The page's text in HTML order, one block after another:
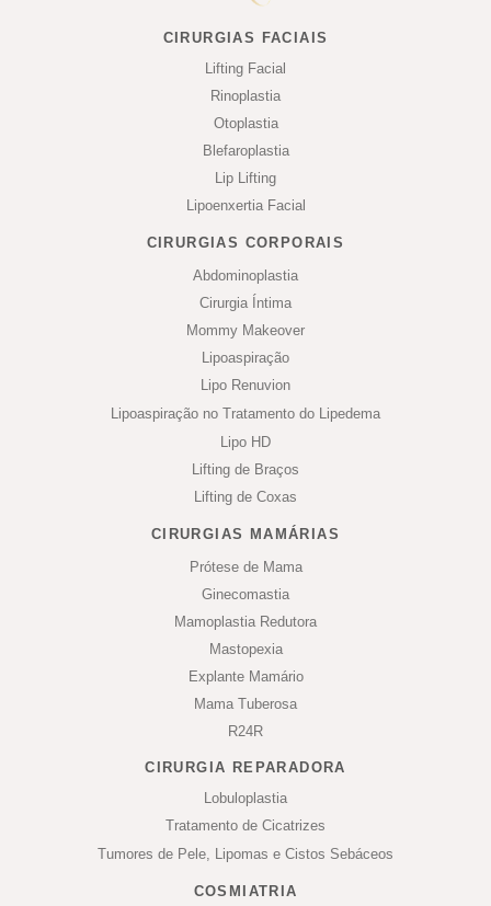
CIRURGIAS FACIAIS
Lifting Facial
Rinoplastia
Otoplastia
Blefaroplastia
Lip Lifting
Lipoenxertia Facial
CIRURGIAS CORPORAIS
Abdominoplastia
Cirurgia Íntima
Mommy Makeover
Lipoaspiração
Lipo Renuvion
Lipoaspiração no Tratamento do Lipedema
Lipo HD
Lifting de Braços
Lifting de Coxas
CIRURGIAS MAMÁRIAS
Prótese de Mama
Ginecomastia
Mamoplastia Redutora
Mastopexia
Explante Mamário
Mama Tuberosa
R24R
CIRURGIA REPARADORA
Lobuloplastia
Tratamento de Cicatrizes
Tumores de Pele, Lipomas e Cistos Sebáceos
COSMIATRIA